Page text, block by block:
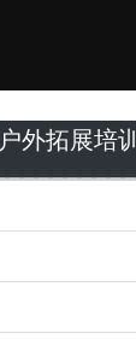
外拓展培训